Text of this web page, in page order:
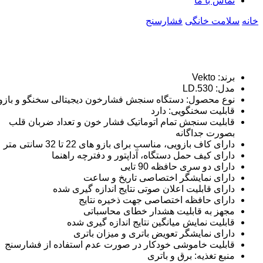
خانه سلامت خانگی فشارسنج
برند: Vekto
مدل: LD.530
نوع محصول: دستگاه سنجش فشارخون دیجیتالی سخنگو و
قابلیت سخنگویی: دارد
قابلیت سنجش تمام اتوماتیک فشار خون و تعداد ضربان قلب
بصورت جداگانه
دارای کاف بازویی،‌ مناسب برای بازو های 22 تا 32 سانتی متر
دارای کیف حمل دستگاه، آداپتور و دفترچه راهنما
دارای دو سری حافظه 90 تایی
دارای نمایشگر اختصاصی تاریخ و ساعت
دارای قابلیت اعلان صوتی نتایج اندازه گیری شده
دارای حافظه اختصاصی جهت ذخیره نتایج
مجهز به قابلیت هشدار خطای محاسباتی
قابلیت نمایش میانگین نتایج اندازه گیری شده
دارای نمایشگر تعویض باتری و میزان باتری
قابلیت خاموشی خودکار در صورت عدم استفاده از فشارسنج
منبع تغذیه: برق و باتری